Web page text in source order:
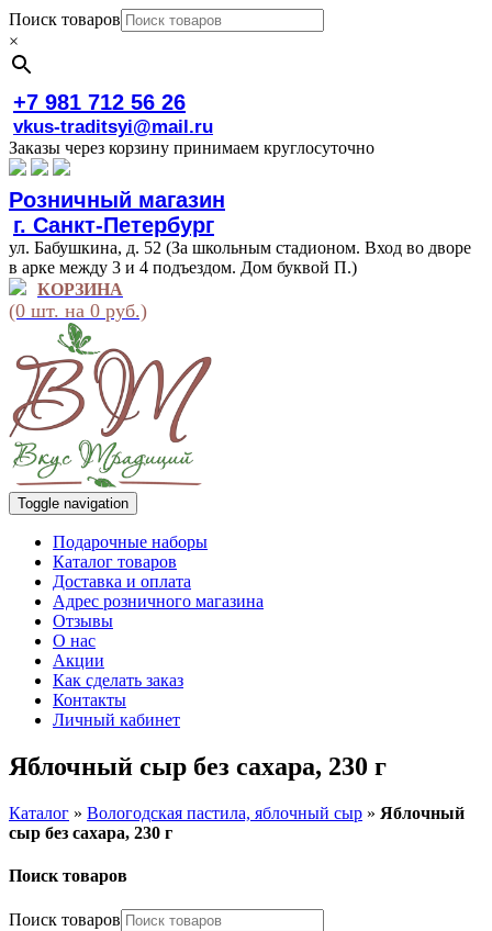
Поиск товаров
×
+7 981 712 56 26
vkus-traditsyi@mail.ru
Заказы через корзину принимаем круглосуточно
Розничный магазин
г. Санкт-Петербург
ул. Бабушкина, д. 52 (За школьным стадионом. Вход во дворе
в арке между 3 и 4 подъездом. Дом буквой П.)
КОРЗИНА
(0 шт. на 0 руб.)
Toggle navigation
Подарочные наборы
Каталог товаров
Доставка и оплата
Адрес розничного магазина
Отзывы
О нас
Акции
Как сделать заказ
Контакты
Личный кабинет
Яблочный сыр без сахара, 230 г
Каталог » Вологодская пастила, яблочный сыр » Яблочный
сыр без сахара, 230 г
Поиск товаров
Поиск товаров